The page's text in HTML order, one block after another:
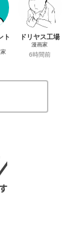
ト
ドリヤス工場
漫画家
6時間前